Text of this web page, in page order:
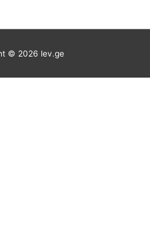
© 2026 lev.ge